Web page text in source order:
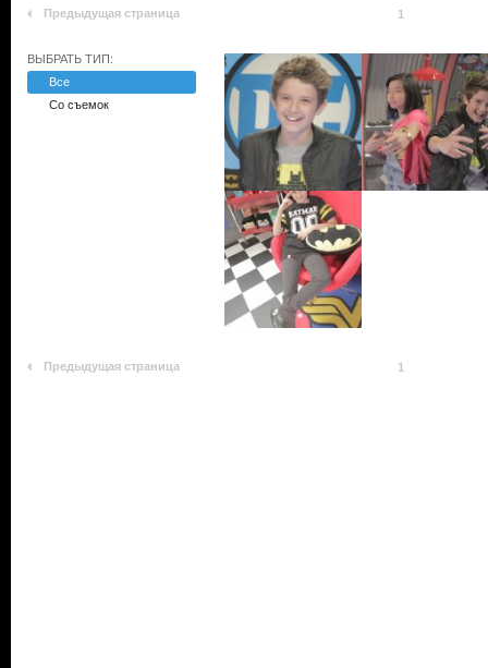
Предыдущая страница 1
ВЫБРАТЬ ТИП:
Все
Со съемок
Предыдущая страница 1